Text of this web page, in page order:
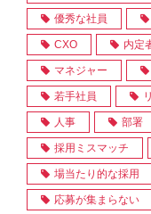
優秀な社員
CXO 内定
マネジャー
若手社員
人事 部署
採用ミスマッチ
場当たり的な採用
応募が集まらない